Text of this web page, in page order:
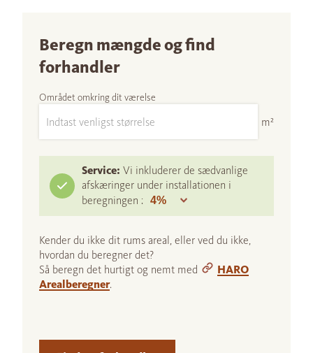
Beregn mængde og find
forhandler
Området omkring dit værelse
m²
Service: Vi inkluderer de sædvanlige
afskæringer under installationen i
beregningen :
Kender du ikke dit rums areal, eller ved du ikke,
hvordan du beregner det?
Så beregn det hurtigt og nemt med
HARO
Arealberegner.